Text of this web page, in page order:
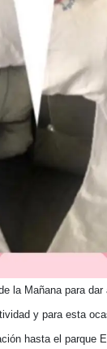
la Mañana para
y para esta
hasta el parque